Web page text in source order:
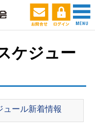
ケジュー
ール新着情報